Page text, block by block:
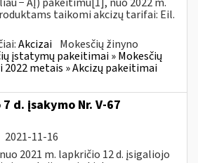
taikomi akcizų tarifai: Eil.
Akcizai Mokesčių žinyno
įstatymų pakeitimai » Mokesčių
metais » Akcizų pakeitimai
d. įsakymo Nr. V-67
2021-11-16
2021 m. lapkričio 12 d. įsigaliojo